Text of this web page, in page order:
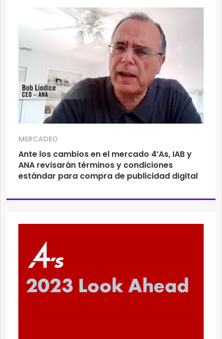
MERCADEO
Ante los cambios en el mercado 4’As, IAB y
ANA revisarán términos y condiciones
estándar para compra de publicidad digital